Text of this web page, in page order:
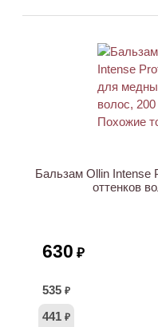
Бальзам Ollin Intense
оттенков
630 ₽
535 ₽
441 ₽